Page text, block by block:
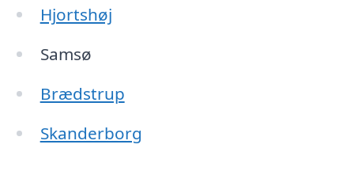
Hjortshøj
Samsø
Brædstrup
Skanderborg